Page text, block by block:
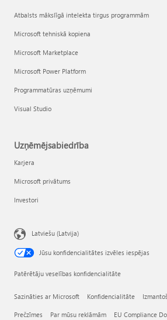
Atbalsts mākslīgā intelekta tirgus programmām
Microsoft tehniskā kopiena
Microsoft Marketplace
Microsoft Power Platform
Programmatūras uzņēmumi
Visual Studio
Uzņēmējsabiedrība
Karjera
Microsoft privātums
Investori
Latviešu (Latvija)
Jūsu konfidencialitātes izvēles iespējas
Patērētāju veselības konfidencialitāte
Sazināties ar Microsoft Konfidencialitāte
Prečzīmes Par mūsu reklāmām EU Compliance